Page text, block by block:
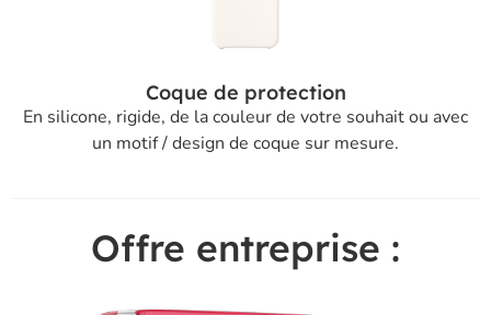
Coque de protection
En silicone, rigide, de la couleur de votre souhait ou avec
un motif / design de coque sur mesure.
Offre entreprise :